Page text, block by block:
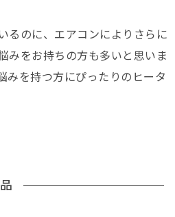
るのに、エアコンによりさらに
みをお持ちの方も多いと思いま
みを持つ方にぴったりのヒータ